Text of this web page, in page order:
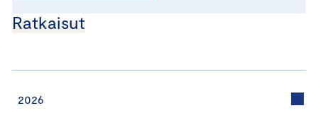
Ratkaisut
2026